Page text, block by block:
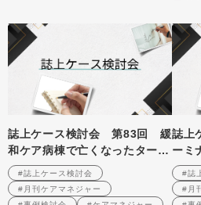
誌上ケース検討会 第83回 緩
和ケア病棟で亡くなったターミ
ナル事例への支援を振り返る
（2007年4月号掲載）
#誌上ケース検討会
#月刊ケアマネジャー
誌上
ーミ
する
#誌
#月